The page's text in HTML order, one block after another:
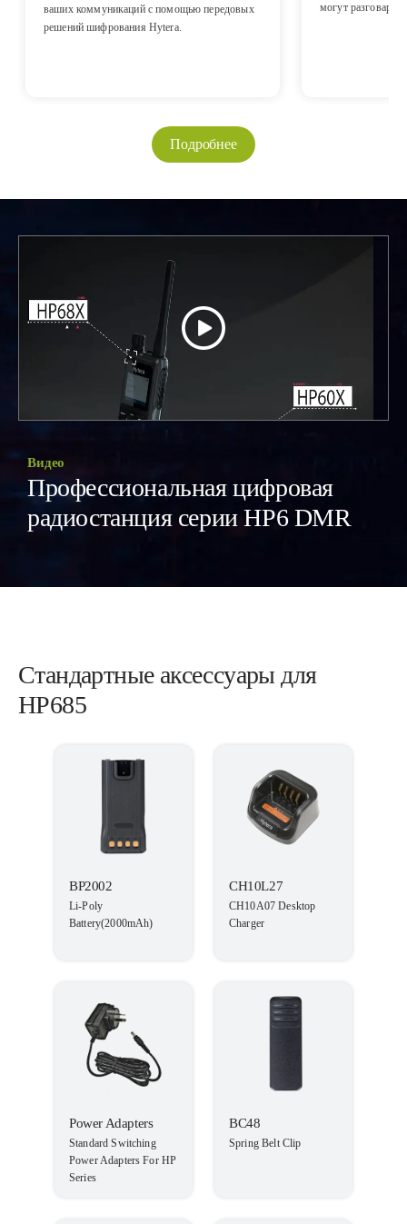
ваших коммуникаций с помощью передовых
решений шифрования Hytera.
могут разговаривать без какой-либо
Подробнее
Видео
Профессиональная цифровая
радиостанция серии HP6 DMR
Стандартные аксессуары для
HP685
BP2002
Li-Poly
Battery(2000mAh)
CH10L27
CH10A07 Desktop
Charger
Power Adapters
Standard Switching
Power Adapters For HP
Series
BC48
Spring Belt Clip